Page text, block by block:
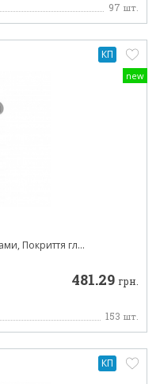
97 шт.
new
Покриття гл...
481.29 грн.
153 шт.
КП
КП